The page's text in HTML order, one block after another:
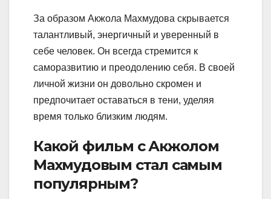
За образом Акжола Махмудова скрывается
талантливый, энергичный и уверенный в
себе человек. Он всегда стремится к
саморазвитию и преодолению себя. В своей
личной жизни он довольно скромен и
предпочитает оставаться в тени, уделяя
время только близким людям.
Какой фильм с Акжолом
Махмудовым стал самым
популярным?